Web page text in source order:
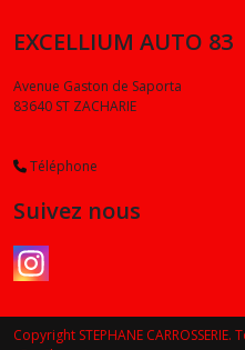
EXCELLIUM AUTO 83
Avenue Gaston de Saporta
83640 ST ZACHARIE
Téléphone
Suivez nous
Copyright STEPHANE